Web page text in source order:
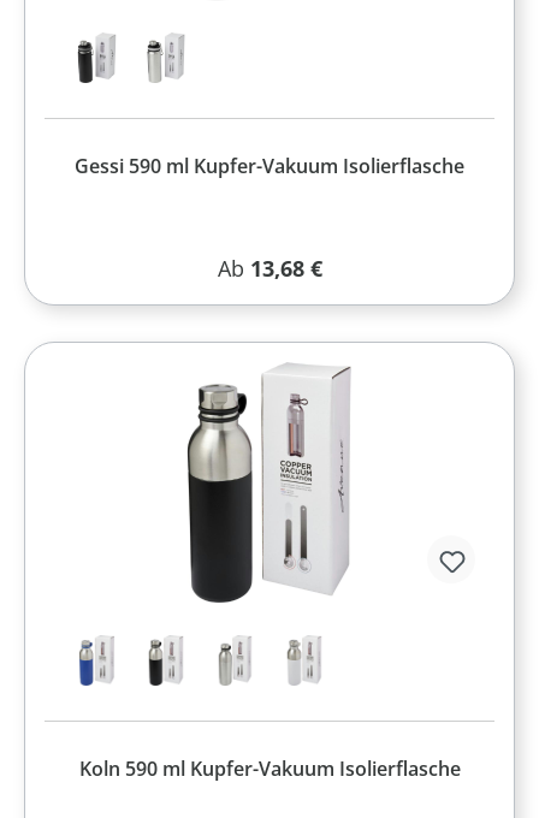
Gessi 590 ml Kupfer-Vakuum Isolierflasche
Regulärer Preis:
Ab 13,68 €
Koln 590 ml Kupfer-Vakuum Isolierflasche